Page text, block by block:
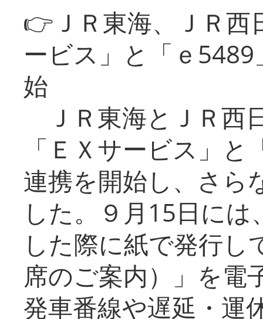
👉ＪＲ東海、ＪＲ
ービス」と「ｅ
始
ＪＲ東海とＪＲ西
「ＥＸサービス」
連携を開始し、さら
した。９月15日に
した際に紙で発行し
席のご案内）」を電
発車番線や遅延・運